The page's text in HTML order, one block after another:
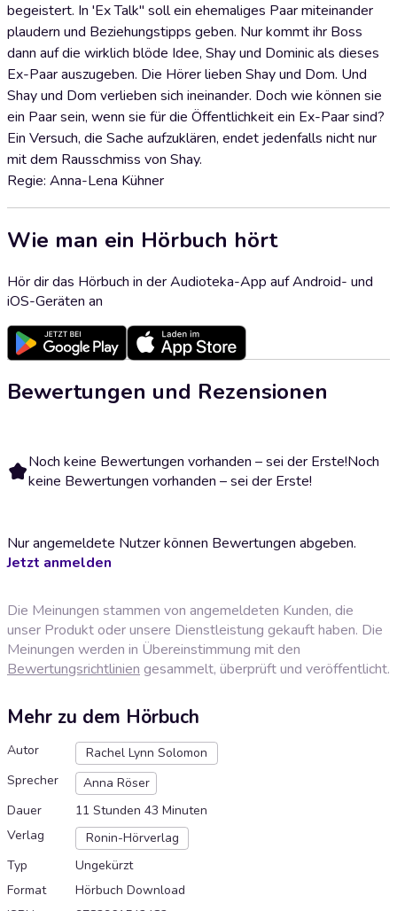
begeistert. In 'Ex Talk'' soll ein ehemaliges Paar miteinander
plaudern und Beziehungstipps geben. Nur kommt ihr Boss
dann auf die wirklich blöde Idee, Shay und Dominic als dieses
Ex-Paar auszugeben. Die Hörer lieben Shay und Dom. Und
Shay und Dom verlieben sich ineinander. Doch wie können sie
ein Paar sein, wenn sie für die Öffentlichkeit ein Ex-Paar sind?
Ein Versuch, die Sache aufzuklären, endet jedenfalls nicht nur
mit dem Rausschmiss von Shay.
Regie: Anna-Lena Kühner
Wie man ein Hörbuch hört
Hör dir das Hörbuch in der Audioteka-App auf Android- und
iOS-Geräten an
Bewertungen und Rezensionen
Noch keine Bewertungen vorhanden – sei der Erste!Noch
keine Bewertungen vorhanden – sei der Erste!
Nur angemeldete Nutzer können Bewertungen abgeben.
Jetzt anmelden
Die Meinungen stammen von angemeldeten Kunden, die
unser Produkt oder unsere Dienstleistung gekauft haben. Die
Meinungen werden in Übereinstimmung mit den
Bewertungsrichtlinien gesammelt, überprüft und veröffentlicht.
Mehr zu dem Hörbuch
Autor
Rachel Lynn Solomon
Sprecher
Anna Röser
Dauer
11 Stunden 43 Minuten
Verlag
Ronin-Hörverlag
Typ
Ungekürzt
Format
Hörbuch Download